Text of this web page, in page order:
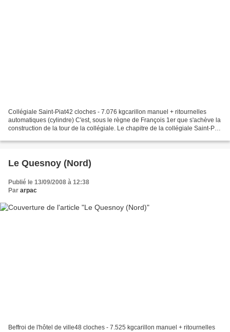
Collégiale Saint-Piat42 cloches - 7.076 kgcarillon manuel + ritournelles
automatiques (cylindre) C'est, sous le règne de François 1er que s'achève la
construction de la tour de la collégiale. Le chapitre de la collégiale Saint-Piat
Le Quesnoy (Nord)
Publié le 13/09/2008 à 12:38
Par arpac
Beffroi de l'hôtel de ville48 cloches - 7.525 kgcarillon manuel + ritournelles